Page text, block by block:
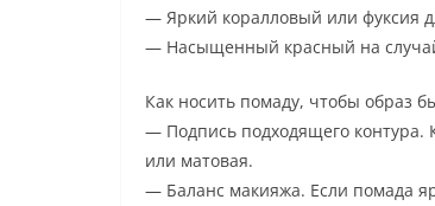
— Яркий коралловый или фуксия
— Насыщенный красный на
Как носить помаду, чтобы образ
— Подпись подходящего контура.
или матовая.
— Баланс макияжа. Если помада